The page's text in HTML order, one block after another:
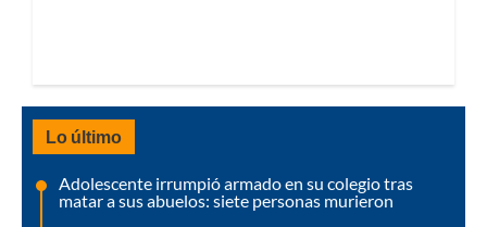
Lo último
Adolescente irrumpió armado en su colegio tras
matar a sus abuelos: siete personas murieron